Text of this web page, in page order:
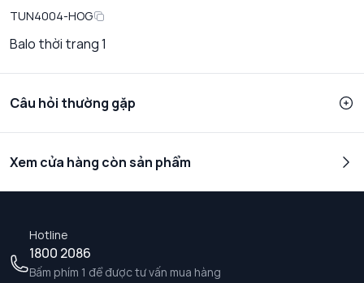
TUN4004-HOG
Balo thời trang 1
Câu hỏi thường gặp
Xem cửa hàng còn sản phẩm
Hotline
1800 2086
Bấm phím 1 để được tư vấn mua hàng